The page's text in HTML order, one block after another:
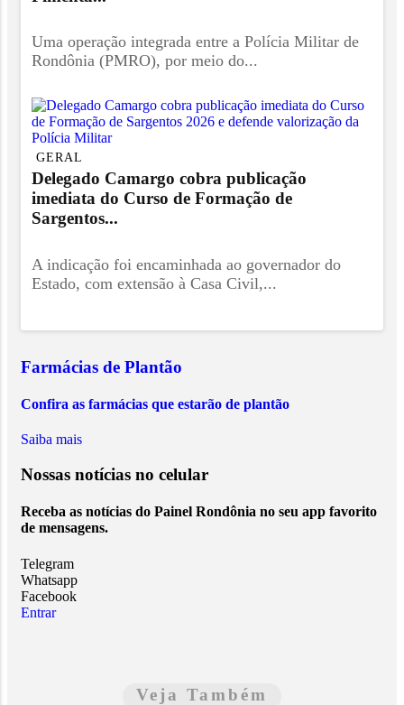
Uma operação integrada entre a Polícia Militar de
Rondônia (PMRO), por meio do...
GERAL
Delegado Camargo cobra publicação
imediata do Curso de Formação de
Sargentos...
A indicação foi encaminhada ao governador do
Estado, com extensão à Casa Civil,...
Farmácias de Plantão
Confira as farmácias que estarão de plantão
Saiba mais
Nossas notícias no celular
Receba as notícias do Painel Rondônia no seu app favorito
de mensagens.
Telegram
Whatsapp
Facebook
Entrar
Veja Também